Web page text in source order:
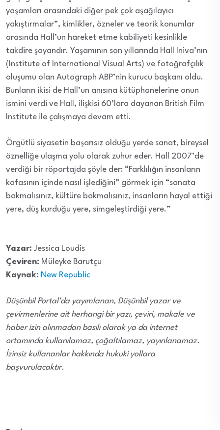
yaşamları arasındaki diğer pek çok aşağılayıcı
yakıştırmalar”, kimlikler, özneler ve teorik konumlar
arasında Hall’un hareket etme kabiliyeti kesinlikle
takdire şayandır. Yaşamının son yıllarında Hall Iniva’nın
(Institute of International Visual Arts) ve fotoğrafçılık
oluşumu olan Autograph ABP’nin kurucu başkanı oldu.
Bunların ikisi de Hall’un anısına kütüphanelerine onun
ismini verdi ve Hall, ilişkisi 60’lara dayanan British Film
Institute ile çalışmaya devam etti.
Örgütlü siyasetin başarısız olduğu yerde sanat, bireysel
öznelliğe ulaşma yolu olarak zuhur eder. Hall 2007’de
verdiği bir röportajda şöyle der: “Farklılığın insanların
kafasının içinde nasıl işlediğini” görmek için “sanata
bakmalısınız, kültüre bakmalısınız, insanların hayal ettiği
yere, düş kurduğu yere, simgeleştirdiği yere.”
Yazar: Jessica Loudis
Çeviren: Müleyke Barutçu
Kaynak: New Republic
Düşünbil Portal’da yayımlanan, Düşünbil yazar ve
çevirmenlerine ait herhangi bir yazı, çeviri, makale ve
haber izin alınmadan basılı olarak ya da internet
ortamında kullanılamaz, çoğaltılamaz, yayınlanamaz.
İzinsiz kullananlar hakkında hukuki yollara
başvurulacaktır.